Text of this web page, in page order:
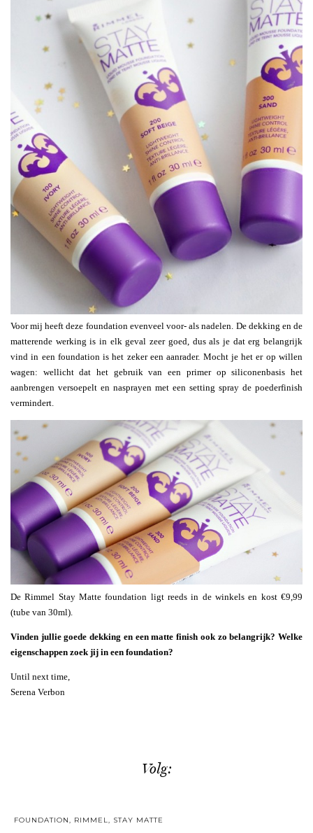
Voor mij heeft deze foundation evenveel voor- als nadelen. De dekking en de
matterende werking is in elk geval zeer goed, dus als je dat erg belangrijk
vind in een foundation is het zeker een aanrader. Mocht je het er op willen
wagen: wellicht dat het gebruik van een primer op siliconenbasis het
aanbrengen versoepelt en nasprayen met een setting spray de poederfinish
vermindert.
De Rimmel Stay Matte foundation ligt reeds in de winkels en kost €9,99
(tube van 30ml).
Vinden jullie goede dekking en een matte finish ook zo belangrijk? Welke
eigenschappen zoek jij in een foundation?
Until next time,
Serena Verbon
Volg:
FOUNDATION, RIMMEL, STAY MATTE